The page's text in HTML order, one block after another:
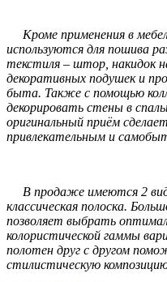
Кроме применения в
используются для пошива
текстиля – штор, накидок
декоративных подушек и
быта. Также с помощью
декорировать стены в
оригинальный приём
привлекательным и
В продаже имеются 2
классическая полоска.
позволяет выбрать
колористической гаммы
полотен друг с другом
стилистическую